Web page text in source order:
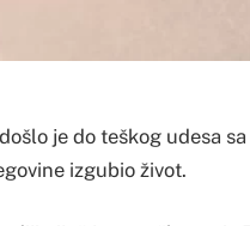
je do teškog udesa
izgubio život.